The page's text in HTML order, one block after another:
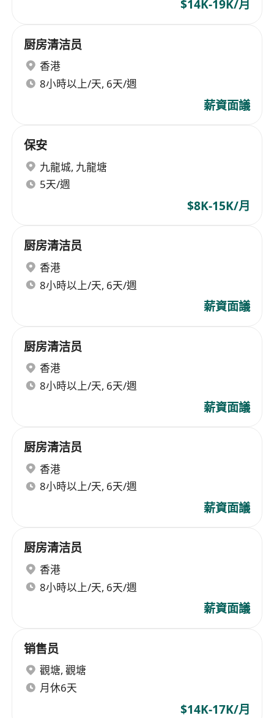
$14K-19K/月
厨房清洁员
香港
8小時以上/天, 6天/週
薪資面議
保安
九龍城, 九龍塘
5天/週
$8K-15K/月
厨房清洁员
香港
8小時以上/天, 6天/週
薪資面議
厨房清洁员
香港
8小時以上/天, 6天/週
薪資面議
厨房清洁员
香港
8小時以上/天, 6天/週
薪資面議
厨房清洁员
香港
8小時以上/天, 6天/週
薪資面議
销售员
觀塘, 觀塘
月休6天
$14K-17K/月